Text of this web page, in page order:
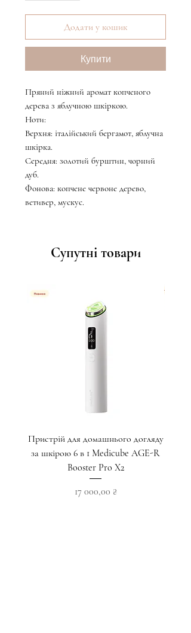
Додати у кошик
Купити
Пряний ніжний аромат копченого
дерева з яблучною шкіркою.
Ноти:
Верхня: італійський бергамот, яблучна
шкірка.
Середня: золотий бурштин, чорний
дуб.
Фонова: копчене червоне дерево,
ветивер, мускус.
Супутні товари
Пристрій для домашнього догляду
за шкірою 6 в 1 Medicube AGE-R
Booster Pro X2
Ціна
17 000,00 ₴